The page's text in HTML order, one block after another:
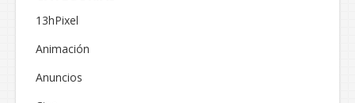
13hPixel
Animación
Anuncios